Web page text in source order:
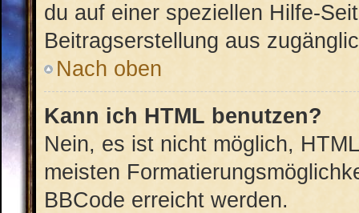
du auf einer speziellen Hilfe-
Beitragserstellung aus
Nach oben
Kann ich HTML benutzen?
Nein, es ist nicht möglich,
meisten
BBCode erreicht werden.